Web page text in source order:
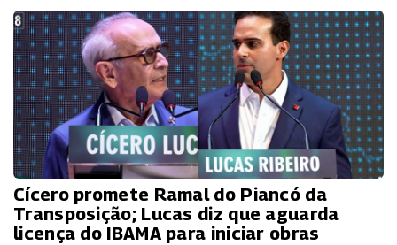
Cícero promete Ramal do Piancó da
Transposição; Lucas diz que aguarda
licença do IBAMA para iniciar obras